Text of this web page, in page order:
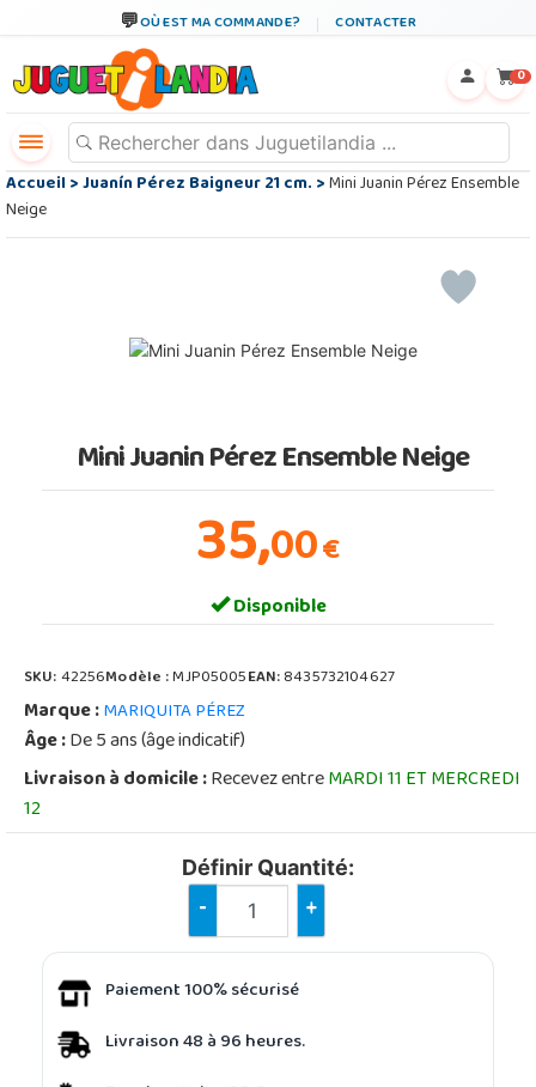
OÙ EST MA COMMANDE? CONTACTER
0
Accueil>Juanín Pérez Baigneur 21 cm.>Mini Juanin Pérez Ensemble
Neige
Mini Juanin Pérez Ensemble Neige
35,00€
Disponible
SKU:42256Modèle :MJP05005EAN:8435732104627
Marque :MARIQUITA PÉREZ
Âge :De 5 ans (âge indicatif)
Livraison à domicile :Recevez entreMARDI 11 ET MERCREDI
12
Définir Quantité:
- +
Paiement 100% sécurisé
Livraison 48 à 96 heures.